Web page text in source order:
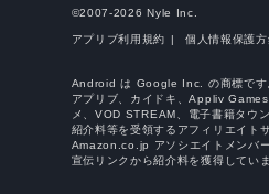
©2007-2026 Nyle Inc.
アプリブ利用規約 個人情報保護方
Android は Google Inc. の商標です
アプリブ、カイドキ、Appliv
メ、VOD STREAM、電子書籍タウ
紹介料等を受領するアフィリエイト
Amazon.co.jp アソシエイトメンバ
宣伝リンクから紹介料を獲得していま